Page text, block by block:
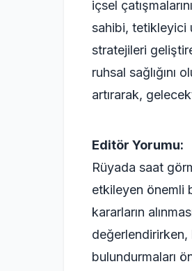
içsel
sahibi, tetikleyici
stratejileri
ruhsal sağlığını
artırarak,
Editör Yorumu:
Rüyada saat
etkileyen önemli
kararların
değerlendirirken,
bulundurmaları